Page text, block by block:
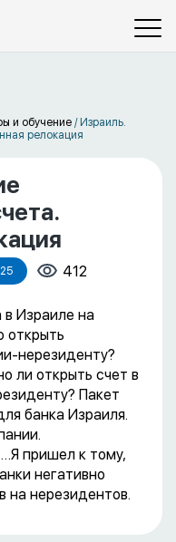
и обучение / Израиль.
релокация
412
в Израиле на
открыть
нерезиденту?
ли открыть счет в
Пакет
банка Израиля.
пришел к тому,
негативно
на нерезидентов.